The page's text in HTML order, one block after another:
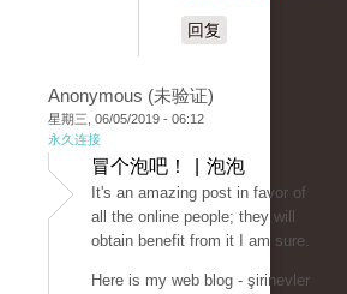
回复
Anonymous (未验证)
星期三, 06/05/2019 - 06:12
永久连接
冒个泡吧！ | 泡泡
It's an amazing post in favor of
all the online people; they will
obtain benefit from it I am sure.
Here is my web blog - şirinevler